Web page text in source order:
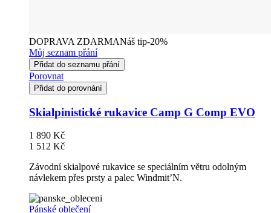
DOPRAVA ZDARMANáš tip-20%
Můj seznam přání
Přidat do seznamu přání
Porovnat
Přidat do porovnání
Skialpinistické rukavice Camp G Comp EVO
1 890 Kč
1 512 Kč
Závodní skialpové rukavice se speciálním větru odolným
návlekem přes prsty a palec Windmit’N.
Pánské oblečení